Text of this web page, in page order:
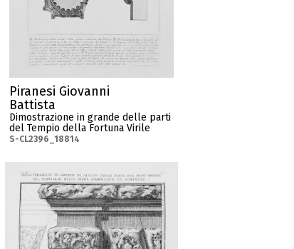
Piranesi Giovanni
Battista
Dimostrazione in grande delle parti
del Tempio della Fortuna Virile
S-CL2396_18814